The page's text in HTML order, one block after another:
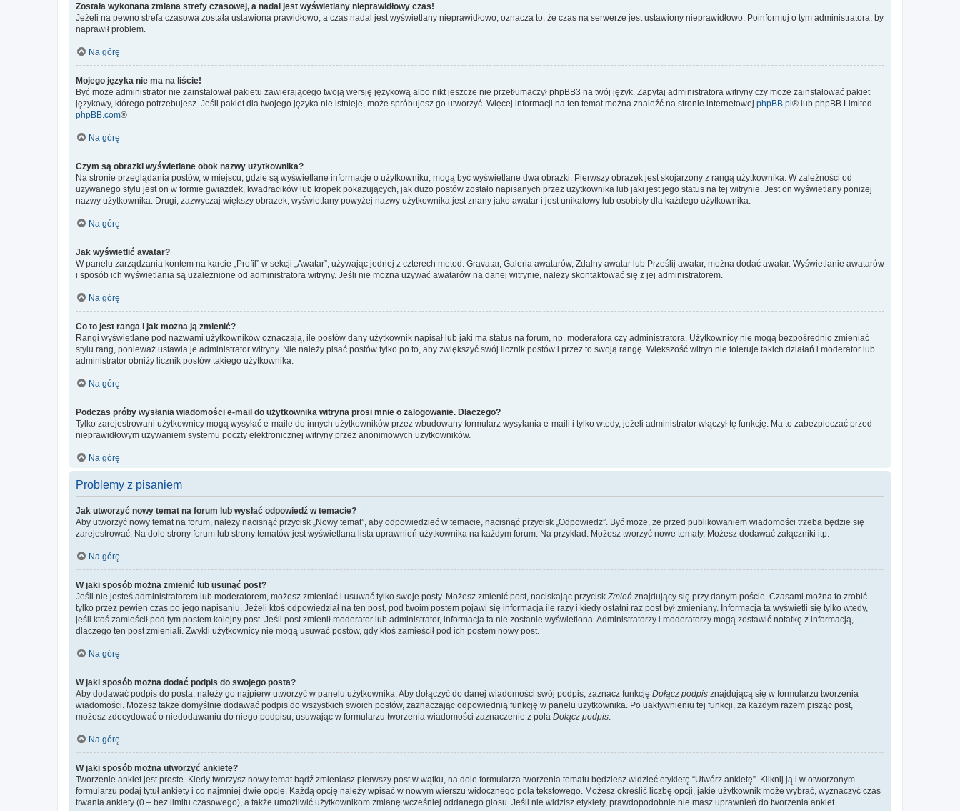
Została wykonana zmiana strefy czasowej, a nadal jest wyświetlany nieprawidłowy czas!
Jeżeli na pewno strefa czasowa została ustawiona prawidłowo, a czas nadal jest wyświetlany nieprawidłowo, oznacza to, że czas na serwerze jest ustawiony nieprawidłowo. Poinformuj o tym administratora, by
naprawił problem.
Na górę
Mojego języka nie ma na liście!
Być może administrator nie zainstalował pakietu zawierającego twoją wersję językową albo nikt jeszcze nie przetłumaczył phpBB3 na twój język. Zapytaj administratora witryny czy może zainstalować pakiet
językowy, którego potrzebujesz. Jeśli pakiet dla twojego języka nie istnieje, może spróbujesz go utworzyć. Więcej informacji na ten temat można znaleźć na stronie internetowej phpBB.pl® lub phpBB Limited
phpBB.com®
Na górę
Czym są obrazki wyświetlane obok nazwy użytkownika?
Na stronie przeglądania postów, w miejscu, gdzie są wyświetlane informacje o użytkowniku, mogą być wyświetlane dwa obrazki. Pierwszy obrazek jest skojarzony z rangą użytkownika. W zależności od
używanego stylu jest on w formie gwiazdek, kwadracików lub kropek pokazujących, jak dużo postów zostało napisanych przez użytkownika lub jaki jest jego status na tej witrynie. Jest on wyświetlany poniżej
nazwy użytkownika. Drugi, zazwyczaj większy obrazek, wyświetlany powyżej nazwy użytkownika jest znany jako awatar i jest unikatowy lub osobisty dla każdego użytkownika.
Na górę
Jak wyświetlić awatar?
W panelu zarządzania kontem na karcie „Profil” w sekcji „Awatar”, używając jednej z czterech metod: Gravatar, Galeria awatarów, Zdalny awatar lub Prześlij awatar, można dodać awatar. Wyświetlanie awatarów
i sposób ich wyświetlania są uzależnione od administratora witryny. Jeśli nie można używać awatarów na danej witrynie, należy skontaktować się z jej administratorem.
Na górę
Co to jest ranga i jak można ją zmienić?
Rangi wyświetlane pod nazwami użytkowników oznaczają, ile postów dany użytkownik napisał lub jaki ma status na forum, np. moderatora czy administratora. Użytkownicy nie mogą bezpośrednio zmieniać
stylu rang, ponieważ ustawia je administrator witryny. Nie należy pisać postów tylko po to, aby zwiększyć swój licznik postów i przez to swoją rangę. Większość witryn nie toleruje takich działań i moderator lub
administrator obniży licznik postów takiego użytkownika.
Na górę
Podczas próby wysłania wiadomości e-mail do użytkownika witryna prosi mnie o zalogowanie. Dlaczego?
Tylko zarejestrowani użytkownicy mogą wysyłać e-maile do innych użytkowników przez wbudowany formularz wysyłania e-maili i tylko wtedy, jeżeli administrator włączył tę funkcję. Ma to zabezpieczać przed
nieprawidłowym używaniem systemu poczty elektronicznej witryny przez anonimowych użytkowników.
Na górę
Problemy z pisaniem
Jak utworzyć nowy temat na forum lub wysłać odpowiedź w temacie?
Aby utworzyć nowy temat na forum, należy nacisnąć przycisk „Nowy temat”, aby odpowiedzieć w temacie, nacisnąć przycisk „Odpowiedz”. Być może, że przed publikowaniem wiadomości trzeba będzie się
zarejestrować. Na dole strony forum lub strony tematów jest wyświetlana lista uprawnień użytkownika na każdym forum. Na przykład: Możesz tworzyć nowe tematy, Możesz dodawać załączniki itp.
Na górę
W jaki sposób można zmienić lub usunąć post?
Jeśli nie jesteś administratorem lub moderatorem, możesz zmieniać i usuwać tylko swoje posty. Możesz zmienić post, naciskając przycisk Zmień znajdujący się przy danym poście. Czasami można to zrobić
tylko przez pewien czas po jego napisaniu. Jeżeli ktoś odpowiedział na ten post, pod twoim postem pojawi się informacja ile razy i kiedy ostatni raz post był zmieniany. Informacja ta wyświetli się tylko wtedy,
jeśli ktoś zamieścił pod tym postem kolejny post. Jeśli post zmienił moderator lub administrator, informacja ta nie zostanie wyświetlona. Administratorzy i moderatorzy mogą zostawić notatkę z informacją,
dlaczego ten post zmieniali. Zwykli użytkownicy nie mogą usuwać postów, gdy ktoś zamieścił pod ich postem nowy post.
Na górę
W jaki sposób można dodać podpis do swojego posta?
Aby dodawać podpis do posta, należy go najpierw utworzyć w panelu użytkownika. Aby dołączyć do danej wiadomości swój podpis, zaznacz funkcję Dołącz podpis znajdującą się w formularzu tworzenia
wiadomości. Możesz także domyślnie dodawać podpis do wszystkich swoich postów, zaznaczając odpowiednią funkcję w panelu użytkownika. Po uaktywnieniu tej funkcji, za każdym razem pisząc post,
możesz zdecydować o niedodawaniu do niego podpisu, usuwając w formularzu tworzenia wiadomości zaznaczenie z pola Dołącz podpis
Na górę
W jaki sposób można utworzyć ankietę?
Tworzenie ankiet jest proste. Kiedy tworzysz nowy temat bądź zmieniasz pierwszy post w wątku, na dole formularza tworzenia tematu będziesz widzieć etykietę “Utwórz ankietę”. Kliknij ją i w otworzonym
formularzu podaj tytuł ankiety i co najmniej dwie opcje. Każdą opcję należy wpisać w nowym wierszu widocznego pola tekstowego. Możesz określić liczbę opcji, jakie użytkownik może wybrać, wyznaczyć czas
trwania ankiety (0 – bez limitu czasowego), a także umożliwić użytkownikom zmianę wcześniej oddanego głosu. Jeśli nie widzisz etykiety, prawdopodobnie nie masz uprawnień do tworzenia ankiet.